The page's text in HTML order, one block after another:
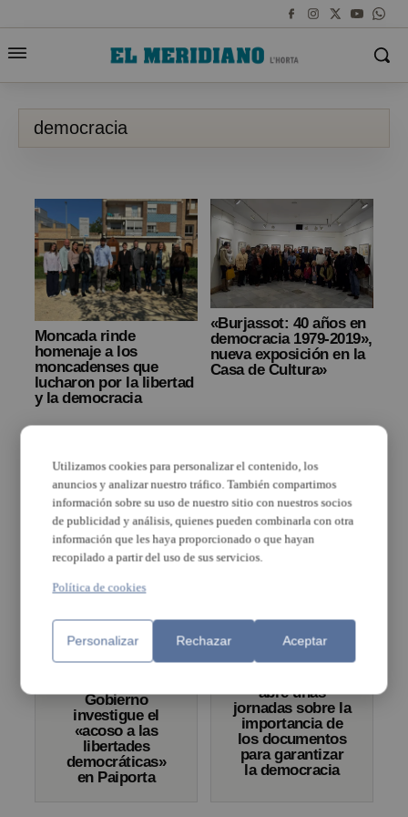
democracia
Moncada rinde
homenaje a los
moncadenses que
lucharon por la libertad
y la democracia
«Burjassot: 40 años en
democracia 1979-2019»,
nueva exposición en la
Casa de Cultura»
Rafelbunyol
comença les
seues festes
patronals d’una
manera molt
especial: retent
homenatge a la
El Ayuntamiento
de Torrent
celebra el 40
aniversario de
las primeras
elecciones
democráticas
Gobierno
investigue el
«acoso a las
libertades
democráticas»
en Paiporta
La Fundación
abre unas
jornadas sobre la
importancia de
los documentos
para garantizar
la democracia
Utilizamos cookies para personalizar el contenido, los
anuncios y analizar nuestro tráfico. También compartimos
información sobre su uso de nuestro sitio con nuestros socios
de publicidad y análisis, quienes pueden combinarla con otra
información que les haya proporcionado o que hayan
recopilado a partir del uso de sus servicios.
Política de cookies
Personalizar Rechazar Aceptar